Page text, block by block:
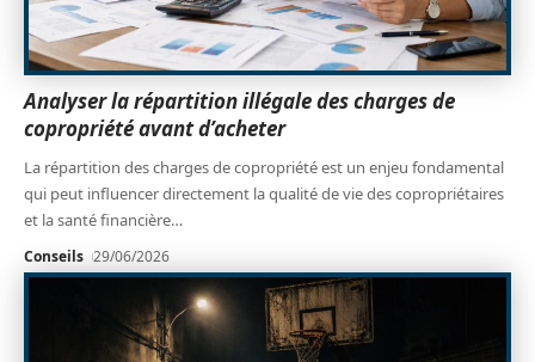
Analyser la répartition illégale des charges de
copropriété avant d’acheter
La répartition des charges de copropriété est un enjeu fondamental
qui peut influencer directement la qualité de vie des copropriétaires
et la santé financière…
Conseils 29/06/2026